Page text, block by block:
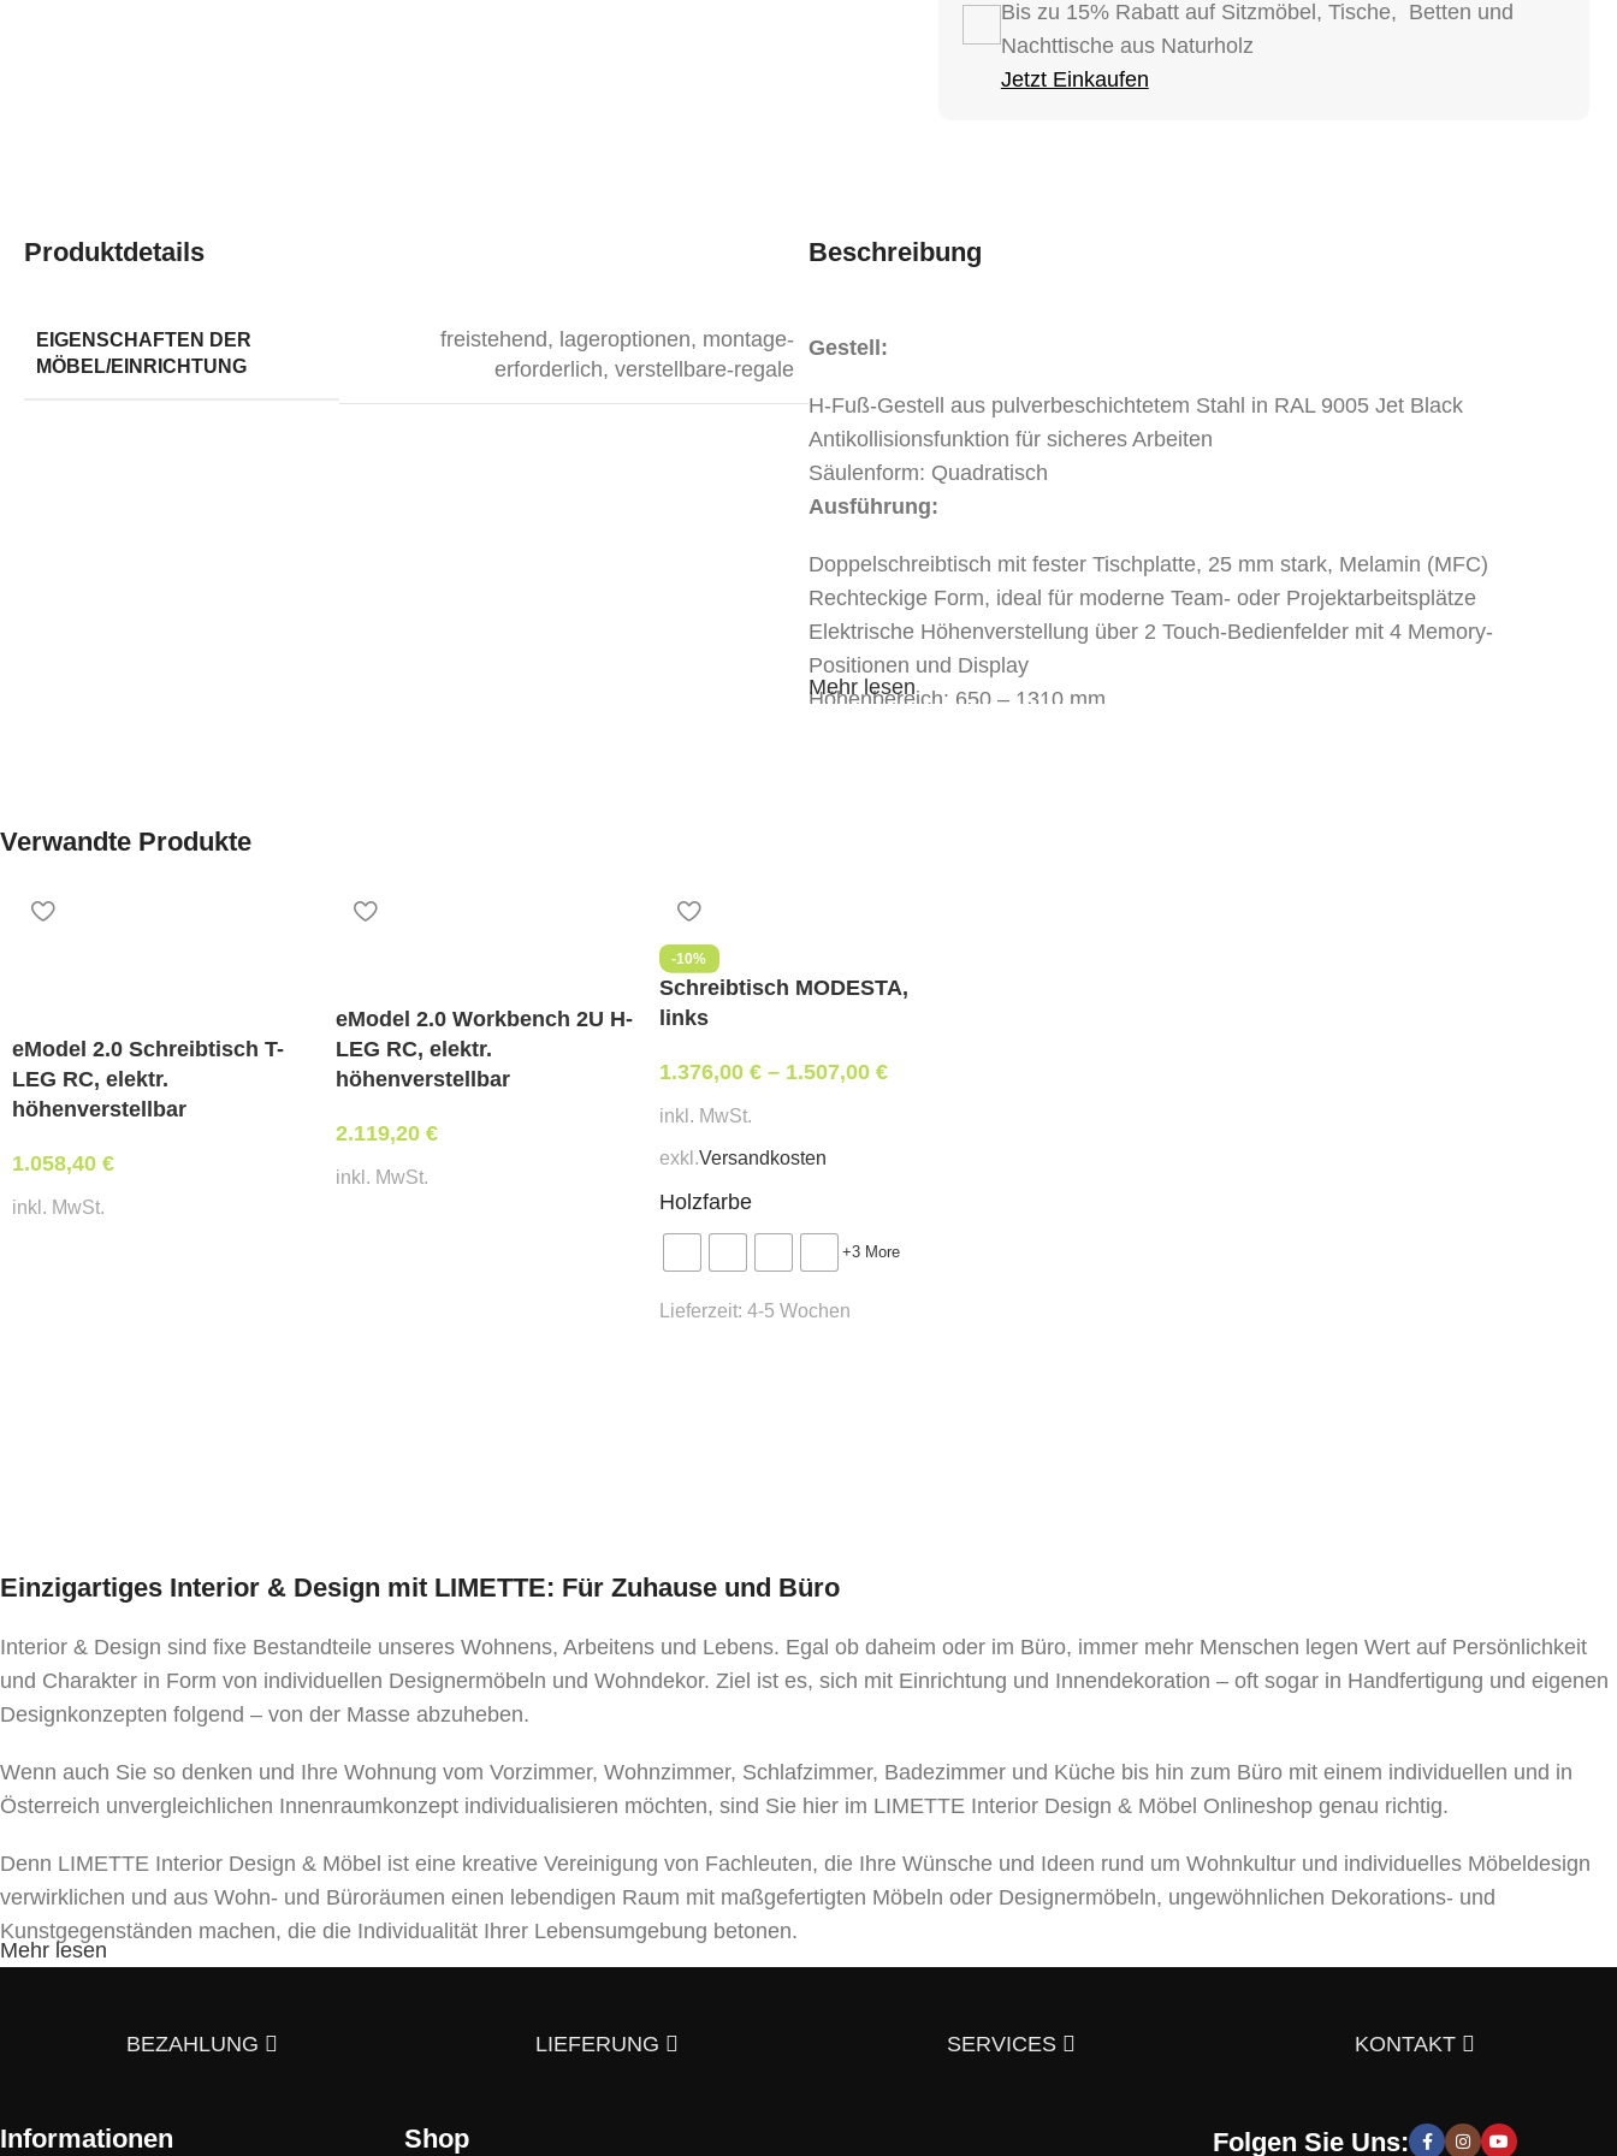
Bis zu 15% Rabatt auf Sitzmöbel, Tische, Betten und
Nachttische aus Naturholz
Jetzt Einkaufen
Produktdetails
EIGENSCHAFTEN DER
MÖBEL/EINRICHTUNG
freistehend, lageroptionen, montage-
erforderlich, verstellbare-regale
Beschreibung
Gestell:
H-Fuß-Gestell aus pulverbeschichtetem Stahl in RAL 9005 Jet Black
Antikollisionsfunktion für sicheres Arbeiten
Säulenform: Quadratisch
Ausführung:
Doppelschreibtisch mit fester Tischplatte, 25 mm stark, Melamin (MFC)
Rechteckige Form, ideal für moderne Team- oder Projektarbeitsplätze
Elektrische Höhenverstellung über 2 Touch-Bedienfelder mit 4 Memory-
Positionen und Display
Höhenbereich: 650 – 1310 mm
Tischplatte: MB White Grey
Gestell: RAL 9005 Jet Black
Vertikale Kabelführung: Schwarz
Gesamtbreite: 1400 mm
Gesamthöhe: 650 – 1310 mm
Mehr lesen
Verwandte Produkte
eModel 2.0 Schreibtisch T-
LEG RC, elektr.
höhenverstellbar
1.058,40 €
inkl. MwSt.
eModel 2.0 Workbench 2U H-
LEG RC, elektr.
höhenverstellbar
2.119,20 €
inkl. MwSt.
-10%
Schreibtisch MODESTA,
links
1.376,00 €– 1.507,00 €
inkl. MwSt.
exkl.Versandkosten
Holzfarbe
+3 More
Lieferzeit: 4-5 Wochen
Einzigartiges Interior & Design mit LIMETTE: Für Zuhause und Büro
Interior & Design sind fixe Bestandteile unseres Wohnens, Arbeitens und Lebens. Egal ob daheim oder im Büro, immer mehr Menschen legen Wert auf Persönlichkeit
und Charakter in Form von individuellen Designermöbeln und Wohndekor. Ziel ist es, sich mit Einrichtung und Innendekoration – oft sogar in Handfertigung und eigenen
Designkonzepten folgend – von der Masse abzuheben.
Wenn auch Sie so denken und Ihre Wohnung vom Vorzimmer, Wohnzimmer, Schlafzimmer, Badezimmer und Küche bis hin zum Büro mit einem individuellen und in
Österreich unvergleichlichen Innenraumkonzept individualisieren möchten, sind Sie hier im LIMETTE Interior Design & Möbel Onlineshop genau richtig.
Denn LIMETTE Interior Design & Möbel ist eine kreative Vereinigung von Fachleuten, die Ihre Wünsche und Ideen rund um Wohnkultur und individuelles Möbeldesign
verwirklichen und aus Wohn- und Büroräumen einen lebendigen Raum mit maßgefertigten Möbeln oder Designermöbeln, ungewöhnlichen Dekorations- und
Kunstgegenständen machen, die die Individualität Ihrer Lebensumgebung betonen.
Stilvielfalt:Wir bieten Möbel im skandinavischen, dänischen und italienischen Stil an. Hier finden Sie elegante, moderne und stilvolle Lösungen, die Sie zur Schaffung
Mehr lesen
BEZAHLUNG LIEFERUNG SERVICES KONTAKT
Informationen Shop Folgen Sie Uns: